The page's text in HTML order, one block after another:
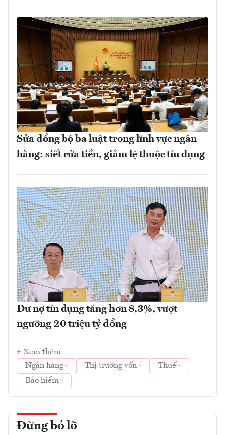
Sửa đồng bộ ba luật trong lĩnh vực ngân
hàng: siết rửa tiền, giảm lệ thuộc tín dụng
Dư nợ tín dụng tăng hơn 8,3%, vượt
ngưỡng 20 triệu tỷ đồng
Xem thêm
Ngân hàng
Thị trường vốn
Thuế
Bảo hiểm
Đừng bỏ lỡ